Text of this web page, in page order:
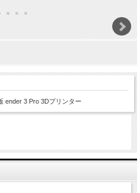
ender 3 Pro 3Dプリンター